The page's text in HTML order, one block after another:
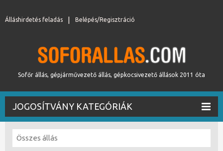
Belépés/Regisztráció
Álláshirdetés feladás
Sofőr állás, gépjárművezető állás, gépkocsivezető állások 2011 óta
JOGOSÍTVÁNY KATEGÓRIÁK